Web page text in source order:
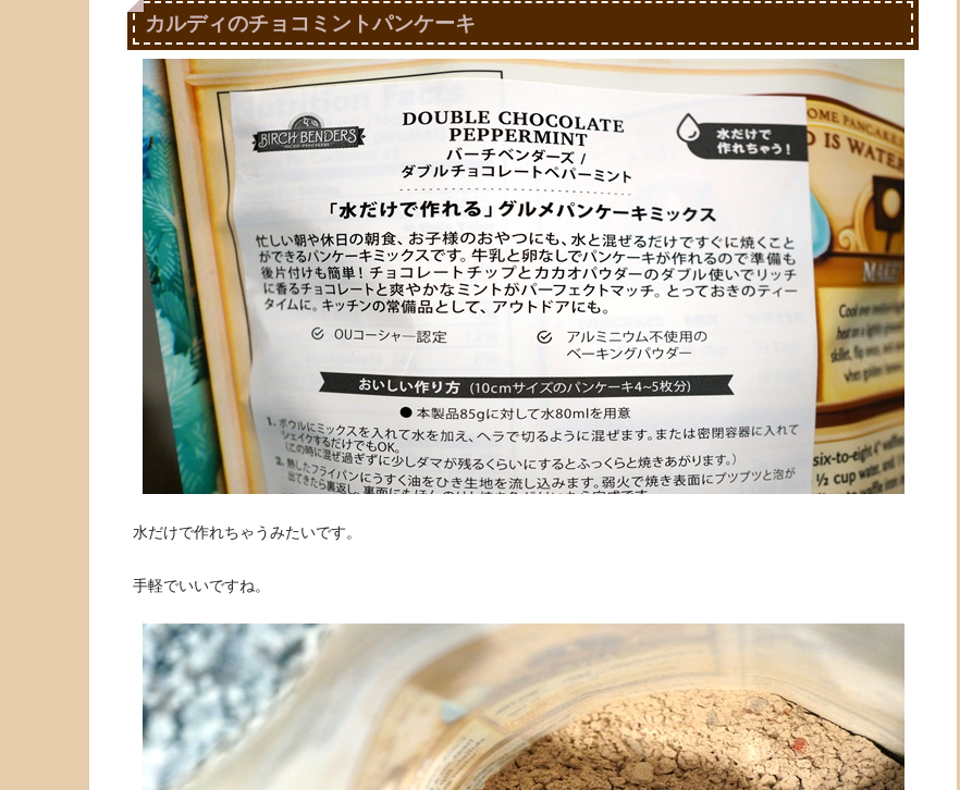
カルディのチョコミントパンケーキ
水だけで作れちゃうみたいです。
手軽でいいですね。